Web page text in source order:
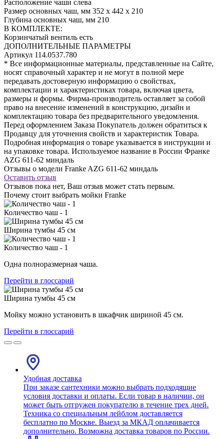
Расположение чаши слева
Размер основных чаш, мм 352 х 442 х 210
Глубина основных чаш, мм 210
В КОМПЛЕКТЕ:
Корзинчатый вентиль есть
ДОПОЛНИТЕЛЬНЫЕ ПАРАМЕТРЫ
Артикул 114.0537.780
* Все информационные материалы, представленные на Сайте,
носят справочный характер и не могут в полной мере
передавать достоверную информацию о свойствах,
комплектации и характеристиках товара, включая цвета,
размеры и формы. Фирма-производитель оставляет за собой
право на внесение изменений в конструкцию, дизайн и
комплектацию товара без предварительного уведомления.
Перед оформлением Заказа Покупатель должен обратиться к
Продавцу для уточнения свойств и характеристик Товара.
Подробная информация о товаре указывается в инструкции и
на упаковке товара. Используемое название в России Франке
AZG 611-62 миндаль
Отзывы о модели Franke AZG 611-62 миндаль
Оставить отзыв
Отзывов пока нет, Ваш отзыв может стать первым.
Почему стоит выбрать мойки Franke
Количество чаш - 1
Ширина тумбы 45 см
Количество чаш - 1
Одна полноразмерная чаша.
Перейти в глоссарий
Ширина тумбы 45 см
Мойку можно установить в шкафчик шириной 45 см.
Перейти в глоссарий
Удобная доставка
При заказе сантехники можно выбрать подходящие
условия доставки и оплаты. Если товар в наличии, он
может быть отгружен покупателю в течение трех дней.
Техника со специальным лейблом доставляется
бесплатно по Москве. Выезд за МКАД оплачивается
дополнительно. Возможна доставка товаров по России.